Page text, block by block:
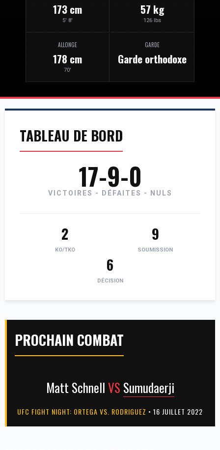
173 cm
5' 8'
57 kg
126 lbs
ALLONGE
178 cm
70'
GARDE
Garde orthodoxe
TABLEAU DE BORD
17-9-0
VICTOIRES - DÉFAITES - NULS
2
KO/TKO
9
SOUMISSION
6
DÉCISION
PROCHAIN COMBAT
Matt SchnellVS Sumudaerji
UFC FIGHT NIGHT: ORTEGA VS. RODRIGUEZ • 16 JUILLET 2022